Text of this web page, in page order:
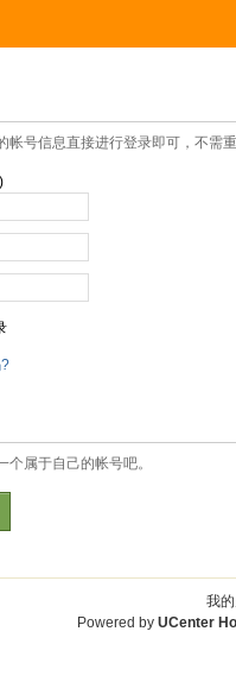
帐号信息直接进行登录即可，不需
属于自己的帐号吧。
我
Powered by UCenter